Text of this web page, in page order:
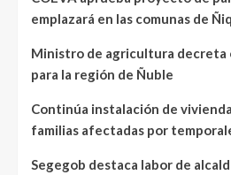
emplazará en las comunas de
Ministro de agricultura decreta
para la región de Ñuble
Continúa instalación de
familias afectadas por
Segegob destaca labor de